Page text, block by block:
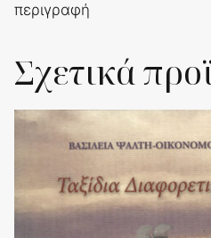
περιγραφή
Σχετικά